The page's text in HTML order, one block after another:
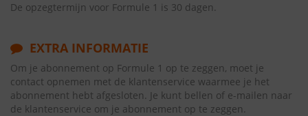
De opzegtermijn voor Formule 1 is 30 dagen.
EXTRA INFORMATIE
Om je abonnement op Formule 1 op te zeggen, moet je
contact opnemen met de klantenservice waarmee je het
abonnement hebt afgesloten. Je kunt bellen of e-mailen naar
de klantenservice om je abonnement op te zeggen.